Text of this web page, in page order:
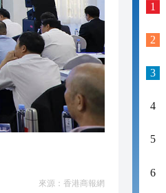
來源： 香港商報網